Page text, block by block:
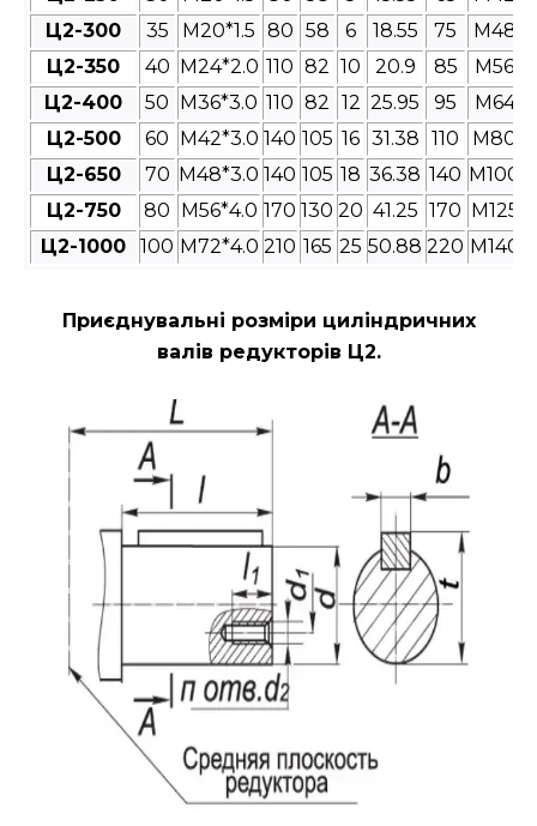
Ц2-300
35 M20*1.5 80 58 6 18.55 75
Ц2-350
40 M24*2.0 110 82 10 20.9 85
Ц2-400
50 M36*3.0 110 82 12 25.95 95
Ц2-500
60 M42*3.0 140 105 16 31.38 110
Ц2-650
70 M48*3.0 140 105 18 36.38 140
Ц2-750
80 M56*4.0 170 130 20 41.25 170
Ц2-1000
100 M72*4.0 210 165 25 50.88 220
Приєднувальні розміри циліндричних
валів редукторів Ц2.